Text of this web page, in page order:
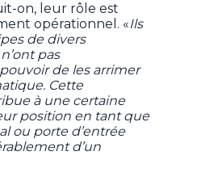
on, leur rôle est
opérationnel. «Ils
de divers
pas
de les arrimer
Cette
à une certaine
position en tant que
ou porte d’entrée
d’un